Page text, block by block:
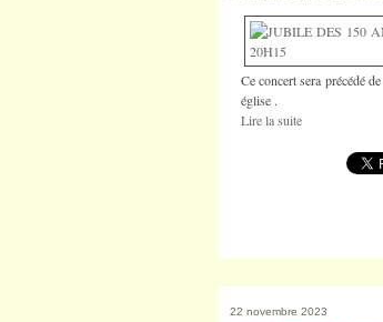
Ce concert sera précédé
église .
Lire la suite
22 novembre 2023